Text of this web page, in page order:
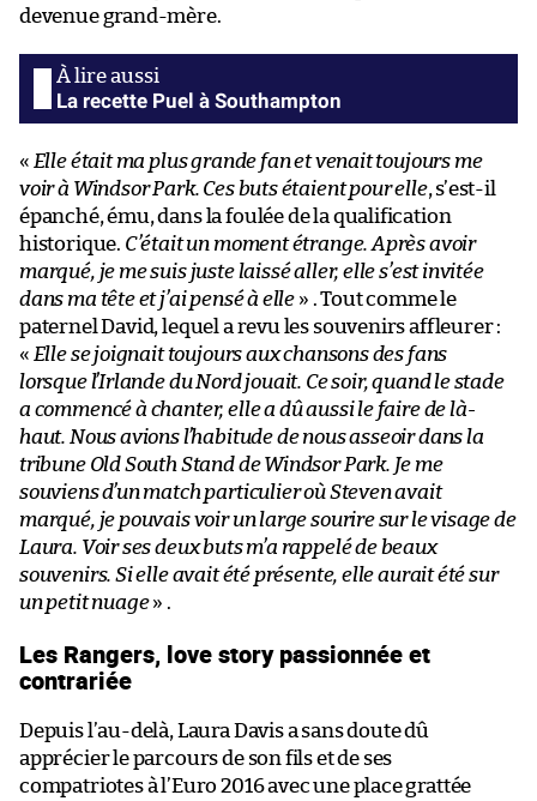
devenue grand-mère.
La recette Puel à Southampton
« Elle était ma plus grande fan et venait toujours me
voir à Windsor Park. Ces buts étaient pour elle, s’est-il
épanché, ému, dans la foulée de la qualification
historique. C’était un moment étrange. Après avoir
marqué, je me suis juste laissé aller, elle s’est invitée
dans ma tête et j’ai pensé à elle » . Tout comme le
paternel David, lequel a revu les souvenirs affleurer :
« Elle se joignait toujours aux chansons des fans
lorsque l’Irlande du Nord jouait. Ce soir, quand le stade
a commencé à chanter, elle a dû aussi le faire de là-
haut. Nous avions l’habitude de nous asseoir dans la
tribune Old South Stand de Windsor Park. Je me
souviens d’un match particulier où Steven avait
marqué, je pouvais voir un large sourire sur le visage de
Laura. Voir ses deux buts m’a rappelé de beaux
souvenirs. Si elle avait été présente, elle aurait été sur
un petit nuage» .
Les Rangers, love story passionnée et
contrariée
Depuis l’au-delà, Laura Davis a sans doute dû
apprécier le parcours de son fils et de ses
compatriotes à l’Euro 2016 avec une place grattée